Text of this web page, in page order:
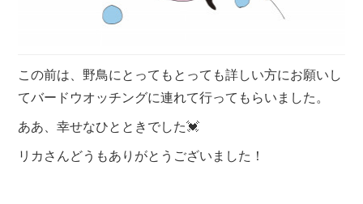
この前は、野鳥にとってもとっても詳しい方にお願いし
てバードウオッチングに連れて行ってもらいました。
ああ、幸せなひとときでした💓
リカさんどうもありがとうございました！